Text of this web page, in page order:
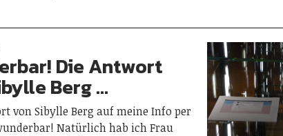
Die Antwort
Berg …
von Sibylle Berg auf meine Info per
Natürlich hab ich Frau